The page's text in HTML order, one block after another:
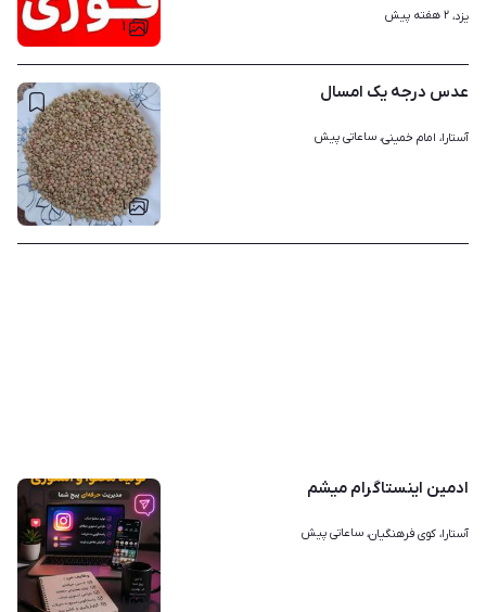
۱
یزد، ۲ هفته پیش
۱
عدس درجه یک امسال
آستارا، امام خمینی، ساعاتی پیش
۱
ادمین اینستاگرام میشم
آستارا، کوی فرهنگیان، ساعاتی پیش